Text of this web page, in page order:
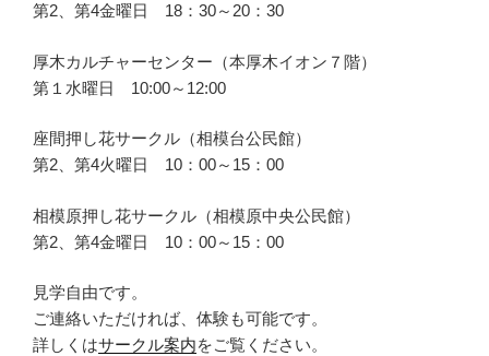
第2、第4金曜日 18：30～20：30
厚木カルチャーセンター（本厚木イオン７階）
第１水曜日 10:00～12:00
座間押し花サークル（相模台公民館）
第2、第4火曜日 10：00～15：00
相模原押し花サークル（相模原中央公民館）
第2、第4金曜日 10：00～15：00
見学自由です。
ご連絡いただければ、体験も可能です。
詳しくはサークル案内をご覧ください。